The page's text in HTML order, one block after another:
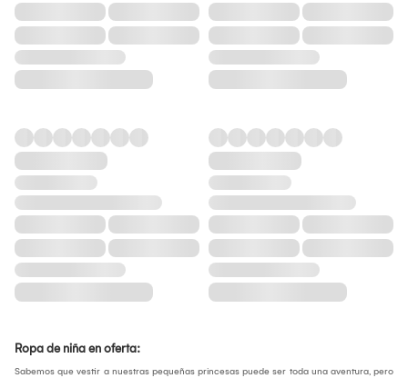
Ropa de niña en oferta:
Sabemos que vestir a nuestras pequeñas princesas puede ser toda una aventura, pero